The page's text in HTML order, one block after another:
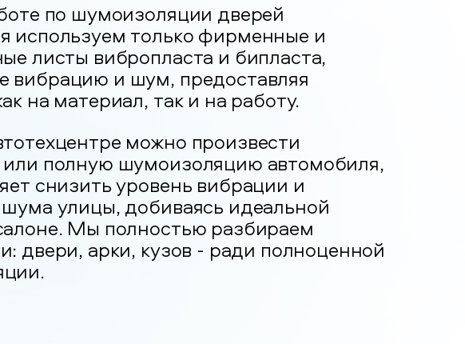
по шумоизоляции дверей
используем только фирменные и
листы вибропласта и бипласта,
вибрацию и шум, предоставляя
на материал, так и на работу.
можно произвести
или полную шумоизоляцию автомобиля,
снизить уровень вибрации и
улицы, добиваясь идеальной
Мы полностью разбираем
двери, арки, кузов - ради полноценной